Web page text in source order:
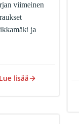
viimeinen
ja
Lue lisää